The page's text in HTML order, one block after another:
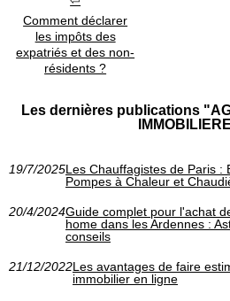
Comment déclarer
les impôts des
expatriés et des non-
résidents ?
Les dernières publications
19/7/2025Les Chauffagistes de Paris :
Pompes à Chaleur et
20/4/2024Guide complet pour l'achat
home dans les Ardennes :
conseils
21/12/2022Les avantages de faire
immobilier en ligne